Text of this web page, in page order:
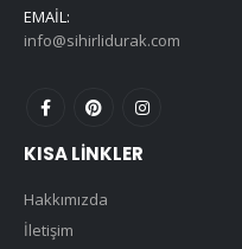
EMAIL:
info@sihirlidurak.com
KISA LINKLER
Hakkımızda
İletişim